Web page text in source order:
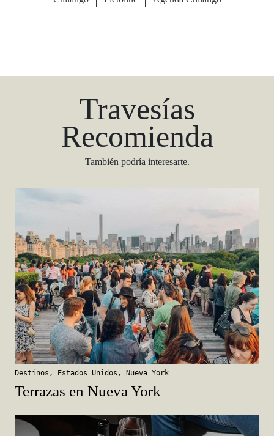
Descargar
Travesías
Recomienda
También podría interesarte.
Destinos , Estados Unidos , Nueva York
Terrazas en Nueva York